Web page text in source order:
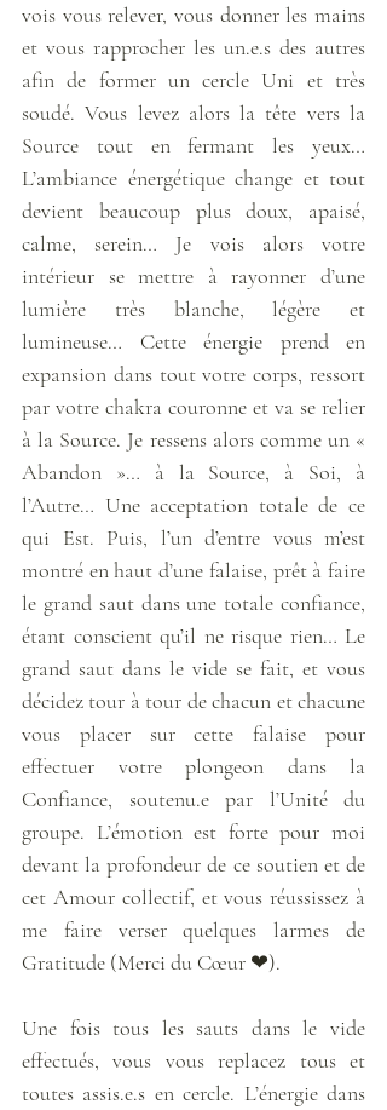
vois vous relever, vous donner les mains
et vous rapprocher les un.e.s des autres
afin de former un cercle Uni et très
soudé. Vous levez alors la tête vers la
Source tout en fermant les yeux…
L’ambiance énergétique change et tout
devient beaucoup plus doux, apaisé,
calme, serein… Je vois alors votre
intérieur se mettre à rayonner d’une
lumière très blanche, légère et
lumineuse… Cette énergie prend en
expansion dans tout votre corps, ressort
par votre chakra couronne et va se relier
à la Source. Je ressens alors comme un «
Abandon »… à la Source, à Soi, à
l’Autre… Une acceptation totale de ce
qui Est. Puis, l’un d’entre vous m’est
montré en haut d’une falaise, prêt à faire
le grand saut dans une totale confiance,
étant conscient qu’il ne risque rien… Le
grand saut dans le vide se fait, et vous
décidez tour à tour de chacun et chacune
vous placer sur cette falaise pour
effectuer votre plongeon dans la
Confiance, soutenu.e par l’Unité du
groupe. L’émotion est forte pour moi
devant la profondeur de ce soutien et de
cet Amour collectif, et vous réussissez à
me faire verser quelques larmes de
Gratitude (Merci du Cœur ❤).
Une fois tous les sauts dans le vide
effectués, vous vous replacez tous et
toutes assis.e.s en cercle. L’énergie dans